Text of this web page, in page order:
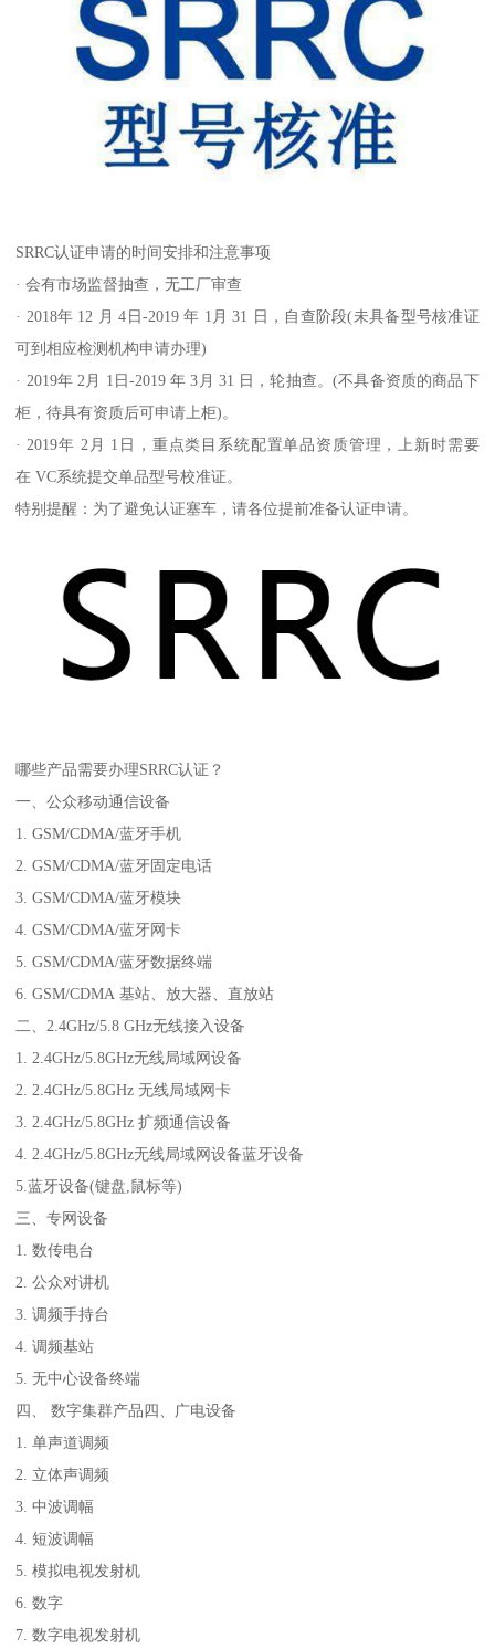
SRRC认证申请的时间安排和注意事项
· 会有市场监督抽查，无工厂审查
· 2018年 12 月 4日-2019 年 1月 31 日，自查阶段(未具备型号核准证
可到相应检测机构申请办理)
· 2019年 2月 1日-2019 年 3月 31 日，轮抽查。(不具备资质的商品下
柜，待具有资质后可申请上柜)。
· 2019年 2月 1日，重点类目系统配置单品资质管理，上新时需要
在 VC系统提交单品型号校准证。
特别提醒：为了避免认证塞车，请各位提前准备认证申请。
哪些产品需要办理SRRC认证？
一、公众移动通信设备
1. GSM/CDMA/蓝牙手机
2. GSM/CDMA/蓝牙固定电话
3. GSM/CDMA/蓝牙模块
4. GSM/CDMA/蓝牙网卡
5. GSM/CDMA/蓝牙数据终端
6. GSM/CDMA 基站、放大器、直放站
二、2.4GHz/5.8 GHz无线接入设备
1. 2.4GHz/5.8GHz无线局域网设备
2. 2.4GHz/5.8GHz 无线局域网卡
3. 2.4GHz/5.8GHz 扩频通信设备
4. 2.4GHz/5.8GHz无线局域网设备蓝牙设备
5.蓝牙设备(键盘,鼠标等)
三、专网设备
1. 数传电台
2. 公众对讲机
3. 调频手持台
4. 调频基站
5. 无中心设备终端
四、 数字集群产品四、广电设备
1. 单声道调频
2. 立体声调频
3. 中波调幅
4. 短波调幅
5. 模拟电视发射机
6. 数字
7. 数字电视发射机